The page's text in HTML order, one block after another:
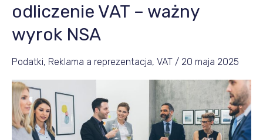
odliczenie VAT – ważny
wyrok NSA
Podatki, Reklama a reprezentacja, VAT / 20 maja 2025
klientów
a
–
ważny
wyrok